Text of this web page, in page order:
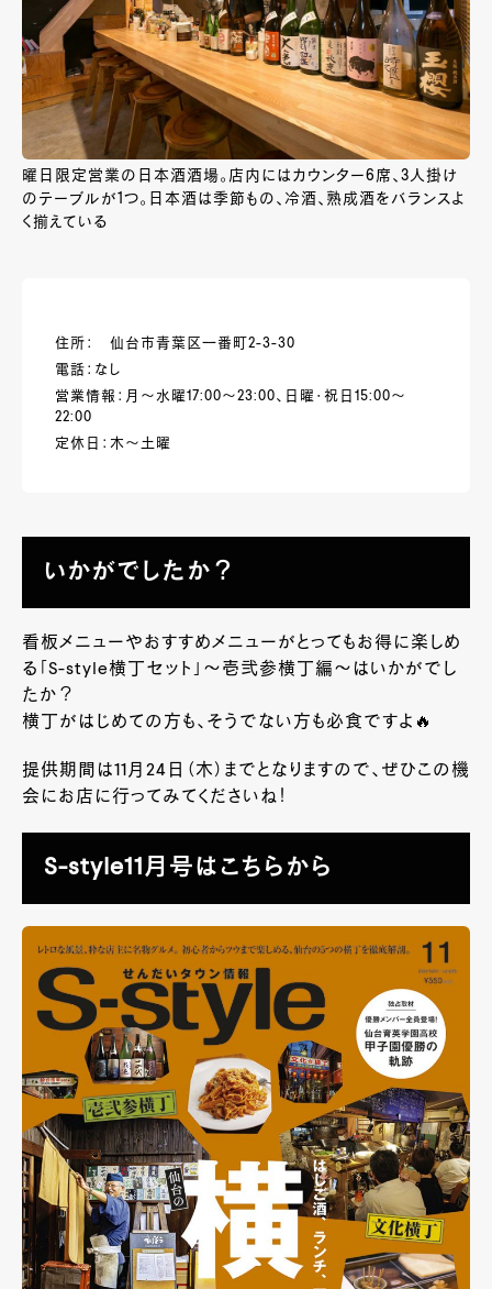
曜日限定営業の日本酒酒場。店内にはカウンター6席、3人掛け
のテーブルが1つ。日本酒は季節もの、冷酒、熟成酒をバランスよ
く揃えている
住所： 仙台市青葉区一番町2-3-30
電話：なし
営業情報：月～水曜17:00～23:00、日曜・祝日15:00～
22:00
定休日：木～土曜
いかがでしたか？
看板メニューやおすすめメニューがとってもお得に楽しめ
る「 S-style横丁セット」～壱弐参横丁編～はいかがでし
たか？
横丁がはじめての方も、そうでない方も必食ですよ🔥
提供期間は11月 24 日（木）までとなりますので、ぜひこの機
会にお店に行ってみてくださいね！
S-style11月号はこちらから